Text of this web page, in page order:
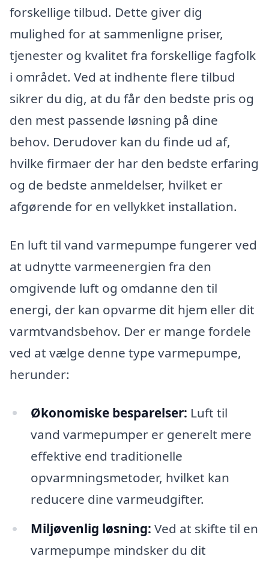
forskellige tilbud. Dette giver dig
mulighed for at sammenligne priser,
tjenester og kvalitet fra forskellige fagfolk
i området. Ved at indhente flere tilbud
sikrer du dig, at du får den bedste pris og
den mest passende løsning på dine
behov. Derudover kan du finde ud af,
hvilke firmaer der har den bedste erfaring
og de bedste anmeldelser, hvilket er
afgørende for en vellykket installation.
En luft til vand varmepumpe fungerer ved
at udnytte varmeenergien fra den
omgivende luft og omdanne den til
energi, der kan opvarme dit hjem eller dit
varmtvandsbehov. Der er mange fordele
ved at vælge denne type varmepumpe,
herunder:
Økonomiske besparelser: Luft til
vand varmepumper er generelt mere
effektive end traditionelle
opvarmningsmetoder, hvilket kan
reducere dine varmeudgifter.
Miljøvenlig løsning: Ved at skifte til en
varmepumpe mindsker du dit